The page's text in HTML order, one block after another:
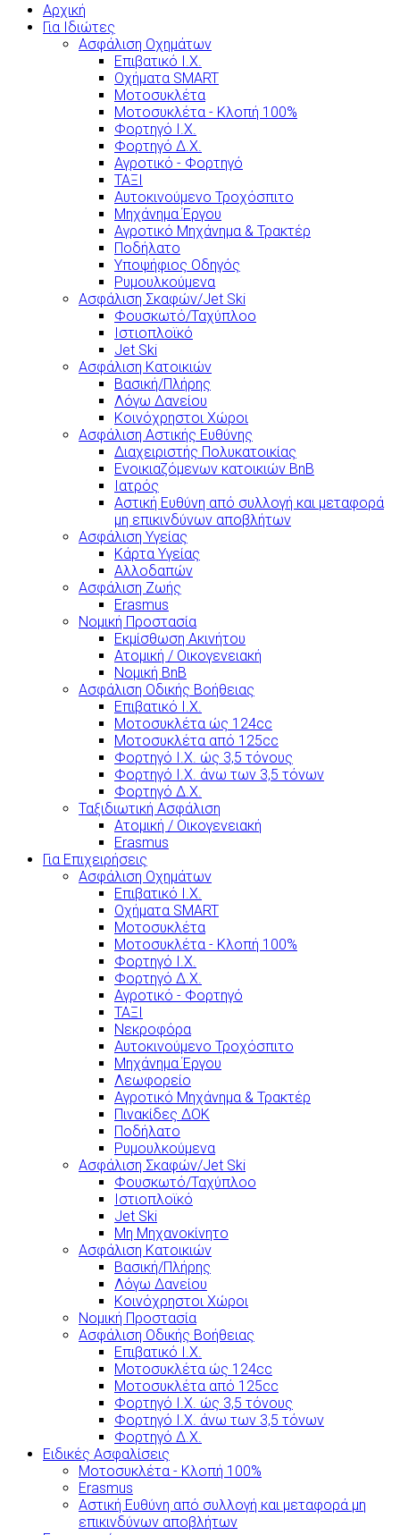
Αρχική
Για Ιδιώτες
Ασφάλιση Οχημάτων
Επιβατικό Ι.Χ.
Οχήματα SMART
Μοτοσυκλέτα
Μοτοσυκλέτα - Κλοπή 100%
Φορτηγό Ι.Χ.
Φορτηγό Δ.Χ.
Αγροτικό - Φορτηγό
ΤΑΞΙ
Αυτοκινούμενο Τροχόσπιτο
Μηχάνημα Έργου
Αγροτικό Μηχάνημα & Τρακτέρ
Ποδήλατο
Υποψήφιος Οδηγός
Ρυμουλκούμενα
Ασφάλιση Σκαφών/Jet Ski
Φουσκωτό/Ταχύπλοο
Ιστιοπλοϊκό
Jet Ski
Ασφάλιση Κατοικιών
Βασική/Πλήρης
Λόγω Δανείου
Κοινόχρηστοι Χώροι
Ασφάλιση Αστικής Ευθύνης
Διαχειριστής Πολυκατοικίας
Ενοικιαζόμενων κατοικιών BnB
Ιατρός
Αστική Ευθύνη από συλλογή και μεταφορά
μη επικινδύνων αποβλήτων
Ασφάλιση Υγείας
Κάρτα Υγείας
Αλλοδαπών
Ασφάλιση Ζωής
Erasmus
Νομική Προστασία
Εκμίσθωση Ακινήτου
Ατομική / Οικογενειακή
Νομική BnB
Ασφάλιση Οδικής Βοήθειας
Επιβατικό Ι.Χ.
Μοτοσυκλέτα ώς 124cc
Μοτοσυκλέτα από 125cc
Φορτηγό Ι.Χ. ώς 3,5 τόνους
Φορτηγό Ι.Χ. άνω των 3,5 τόνων
Φορτηγό Δ.Χ.
Ταξιδιωτική Ασφάλιση
Ατομική / Οικογενειακή
Erasmus
Για Επιχειρήσεις
Ασφάλιση Οχημάτων
Επιβατικό Ι.Χ.
Οχήματα SMART
Μοτοσυκλέτα
Μοτοσυκλέτα - Κλοπή 100%
Φορτηγό Ι.Χ.
Φορτηγό Δ.Χ.
Αγροτικό - Φορτηγό
ΤΑΞΙ
Νεκροφόρα
Αυτοκινούμενο Τροχόσπιτο
Μηχάνημα Έργου
Λεωφορείο
Αγροτικό Μηχάνημα & Τρακτέρ
Πινακίδες ΔΟΚ
Ποδήλατο
Ρυμουλκούμενα
Ασφάλιση Σκαφών/Jet Ski
Φουσκωτό/Ταχύπλοο
Ιστιοπλοϊκό
Jet Ski
Μη Μηχανοκίνητο
Ασφάλιση Κατοικιών
Βασική/Πλήρης
Λόγω Δανείου
Κοινόχρηστοι Χώροι
Νομική Προστασία
Ασφάλιση Οδικής Βοήθειας
Επιβατικό Ι.Χ.
Μοτοσυκλέτα ώς 124cc
Μοτοσυκλέτα από 125cc
Φορτηγό Ι.Χ. ώς 3,5 τόνους
Φορτηγό Ι.Χ. άνω των 3,5 τόνων
Φορτηγό Δ.Χ.
Ειδικές Ασφαλίσεις
Μοτοσυκλέτα - Κλοπή 100%
Erasmus
Αστική Ευθύνη από συλλογή και μεταφορά μη
επικινδύνων αποβλήτων